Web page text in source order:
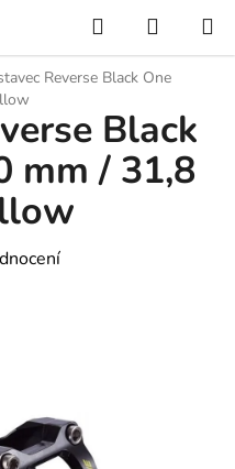
Hledat
KOŠÍK
Reverse Black One
Black
mm / 31,8